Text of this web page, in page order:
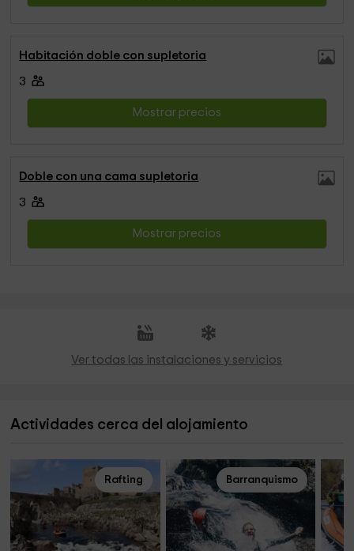
Habitación doble con supletoria
3
Mostrar precios
Doble con una cama supletoria
3
Mostrar precios
Ver todas las instalaciones y servicios
Actividades cerca del alojamiento
Rafting Barranquismo